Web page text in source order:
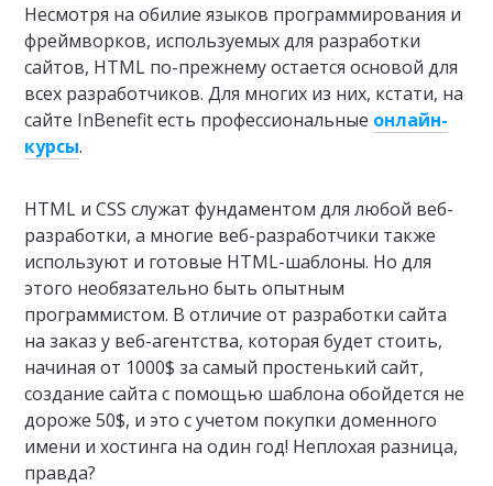
Несмотря на обилие языков программирования и
фреймворков, используемых для разработки
сайтов, HTML по-прежнему остается основой для
всех разработчиков. Для многих из них, кстати, на
сайте InBenefit есть профессиональные онлайн-
курсы.
HTML и CSS служат фундаментом для любой веб-
разработки, а многие веб-разработчики также
используют и готовые HTML-шаблоны. Но для
этого необязательно быть опытным
программистом. В отличие от разработки сайта
на заказ у веб-агентства, которая будет стоить,
начиная от 1000$ за самый простенький сайт,
создание сайта с помощью шаблона обойдется не
дороже 50$, и это с учетом покупки доменного
имени и хостинга на один год! Неплохая разница,
правда?